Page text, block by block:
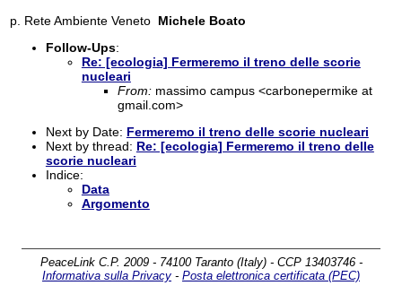
p. Rete Ambiente Veneto Michele Boato
Follow-Ups:
Re: [ecologia] Fermeremo il treno delle scorie
nucleari
From:massimo campus <carbonepermike at
gmail.com>
Next by Date: Fermeremo il treno delle scorie nucleari
Next by thread: Re: [ecologia] Fermeremo il treno delle
scorie nucleari
Indice:
Data
Argomento
PeaceLink C.P. 2009 - 74100 Taranto (Italy) - CCP 13403746 -
Informativa sulla Privacy - Posta elettronica certificata (PEC)